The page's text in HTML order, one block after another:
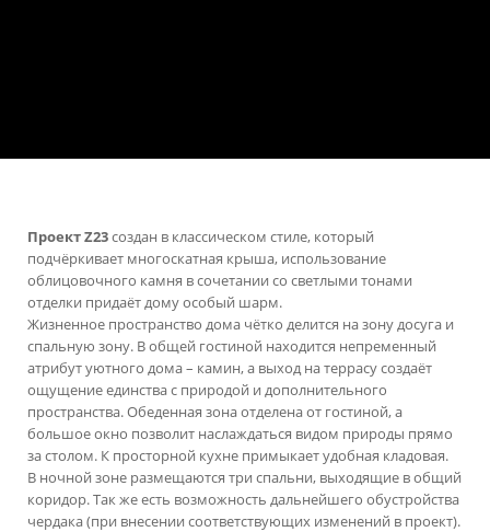
Проект Z23создан в классическом стиле, который
подчёркивает многоскатная крыша, использование
облицовочного камня в сочетании со светлыми тонами
отделки придаёт дому особый шарм.
Жизненное пространство дома чётко делится на зону досуга и
спальную зону. В общей гостиной находится непременный
атрибут уютного дома – камин, а выход на террасу создаёт
ощущение единства с природой и дополнительного
пространства. Обеденная зона отделена от гостиной, а
большое окно позволит наслаждаться видом природы прямо
за столом. К просторной кухне примыкает удобная кладовая.
В ночной зоне размещаются три спальни, выходящие в общий
коридор. Так же есть возможность дальнейшего обустройства
чердака (при внесении соответствующих изменений в проект).